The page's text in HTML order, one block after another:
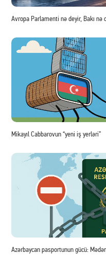
Avropa Parlamenti nə deyir, Bakı nə
Mikayıl Cabbarovun “yeni iş yerləri”
Azərbaycan pasportunun gücü: